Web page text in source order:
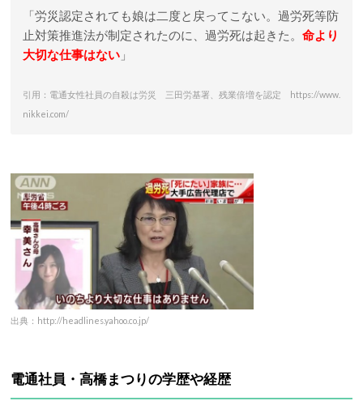
「労災認定されても娘は二度と戻ってこない。過労死等防
止対策推進法が制定されたのに、過労死は起きた。 命より
大切な仕事はない 」
引用：電通女性社員の自殺は労災 三田労基署、残業倍増を認定 https://www.
nikkei.com/
出典：http://headlines.yahoo.co.jp/
電通社員・高橋まつりの学歴や経歴